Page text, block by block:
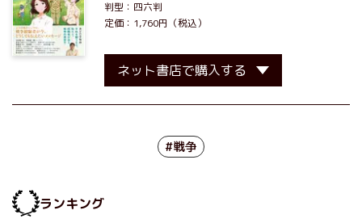
判型：四六判
定価：1,760円（税込）
ネット書店で購入する
#戦争
ランキング